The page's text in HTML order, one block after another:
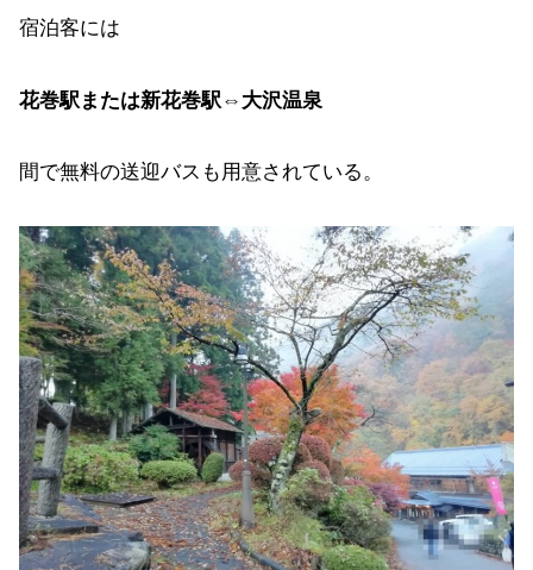
宿泊客には
花巻駅または新花巻駅⇔大沢温泉
間で無料の送迎バスも用意されている。